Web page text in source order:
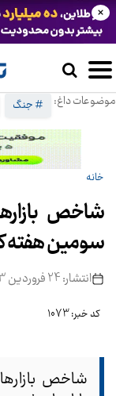
موضوعات داغ: # جنگ
×
خانه
شاخص
سومین هفته
انتشار: 24 فروردین 1393 - 13:16
کد خبر: 1073
شاخص